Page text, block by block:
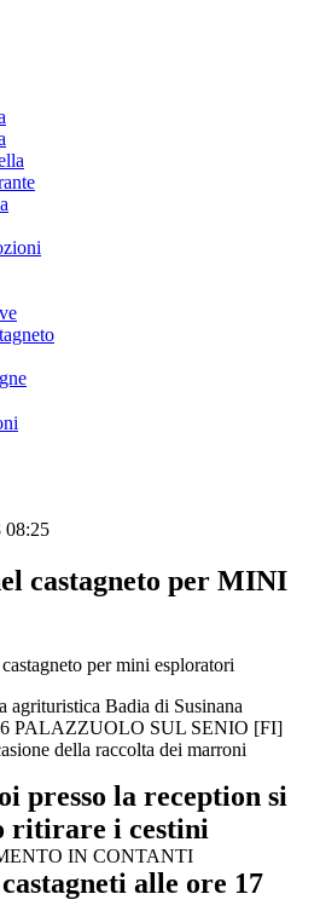
08:25
castagneto per MINI
agrituristica Badia di Susinana
PALAZZUOLO SUL SENIO [FI]
della raccolta dei marroni
presso la reception si
ritirare i cestini
IN CONTANTI
alle ore 17